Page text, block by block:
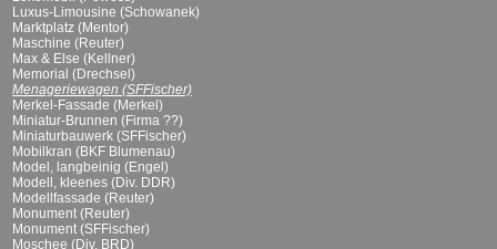
Luxus-Limousine (Schowanek)
Marktplatz (Mentor)
Maschine (Reuter)
Max & Else (Kellner)
Memorial (Drechsel)
Menageriewagen (SFFischer)
Merkel-Fassade (Merkel)
Miniatur-Brunnen (Firma ??)
Miniaturbauwerk (SFFischer)
Mobilkran (BKF Blumenau)
Model, langbeinig (Engel)
Modell, kleenes (Div. DDR)
Modellfassade (Reuter)
Monument (Reuter)
Monument (SFFischer)
Moschee (Div. BRD)